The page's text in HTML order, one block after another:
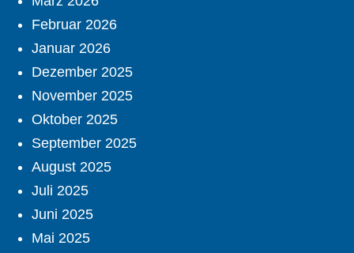
Februar 2026
Januar 2026
Dezember 2025
November 2025
Oktober 2025
September 2025
August 2025
Juli 2025
Juni 2025
Mai 2025